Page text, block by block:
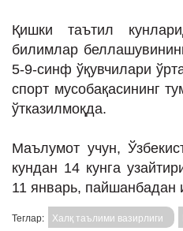
Қишки таътил
билимлар
5-9-синф ўқувчилари
спорт мусобақасининг
ўтказилмоқда.
Маълумот учун,
кундан 14 кунга
11 январь,
Теглар: Халқ таълими вазирлиги